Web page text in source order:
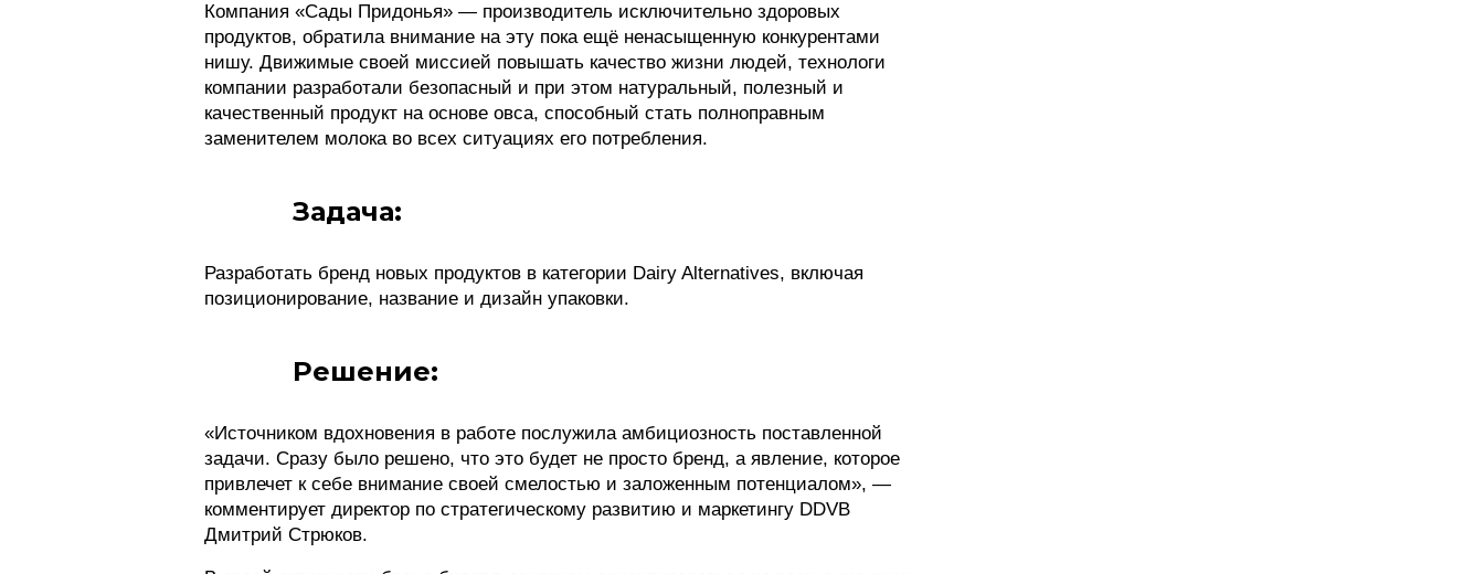
Компания «Сады Придонья» — производитель исключительно здоровых
продуктов, обратила внимание на эту пока ещё ненасыщенную конкурентами
нишу. Движимые своей миссией повышать качество жизни людей, технологи
компании разработали безопасный и при этом натуральный, полезный и
качественный продукт на основе овса, способный стать полноправным
заменителем молока во всех ситуациях его потребления.
Задача:
Разработать бренд новых продуктов в категории Dairy Alternatives, включая
позиционирование, название и дизайн упаковки.
Решение:
«Источником вдохновения в работе послужила амбициозность поставленной
задачи. Сразу было решено, что это будет не просто бренд, а явление, которое
привлечет к себе внимание своей смелостью и заложенным потенциалом», —
комментирует директор по стратегическому развитию и маркетингу DDVB
Дмитрий Стрюков.